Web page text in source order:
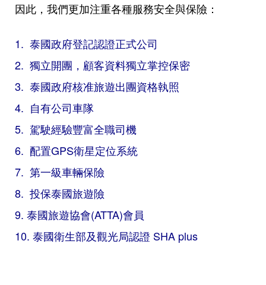
因此，我們更加注重各種服務安全與保險：
1. 泰國政府登記認證正式公司
2. 獨立開團，顧客資料獨立掌控保密
3. 泰國政府核准旅遊出團資格執照
4. 自有公司車隊
5. 駕駛經驗豐富全職司機
6. 配置GPS衛星定位系統
7. 第一級車輛保險
8. 投保泰國旅遊險
9. 泰國旅遊協會(ATTA)會員
10. 泰國衛生部及觀光局認證 SHA plus